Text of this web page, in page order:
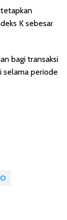
K sebesar
bagi transaksi
selama periode